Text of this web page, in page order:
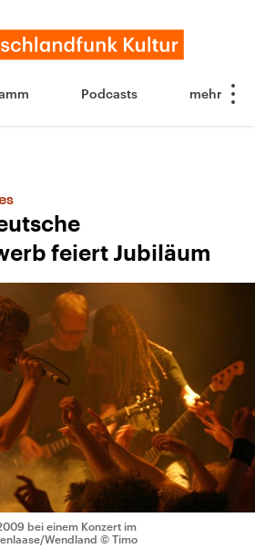
Podcasts
feiert Jubiläum
bei einem Konzert im
Wendland © Timo